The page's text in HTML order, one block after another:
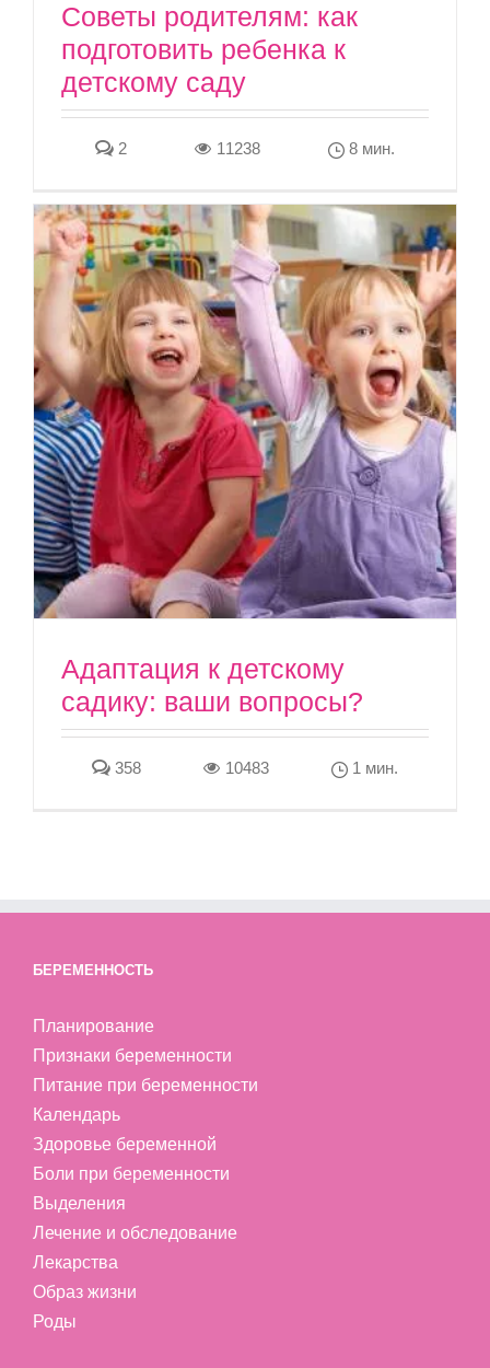
Советы родителям: как
подготовить ребенка к
детскому саду
2 11238 8 мин.
Адаптация к детскому
садику: ваши вопросы?
358 10483 1 мин.
БЕРЕМЕННОСТЬ
Планирование
Признаки беременности
Питание при беременности
Календарь
Здоровье беременной
Боли при беременности
Выделения
Лечение и обследование
Лекарства
Образ жизни
Роды